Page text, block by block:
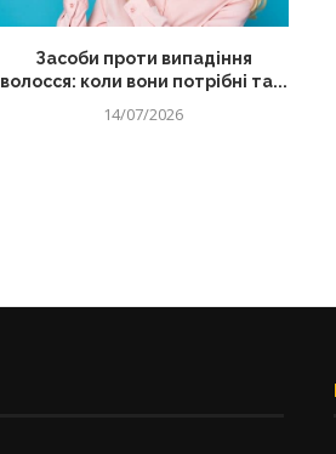
Засоби проти випадіння
волосся: коли вони потрібні та...
14/07/2026